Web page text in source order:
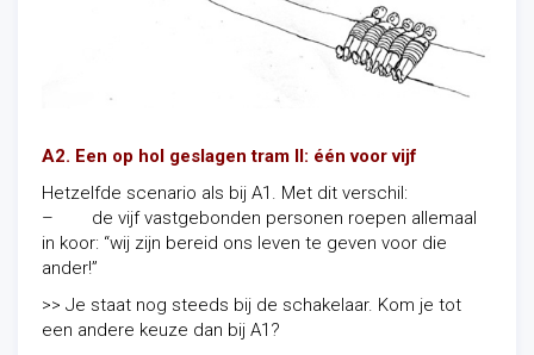
A2. Een op hol geslagen tram II: één voor vijf
Hetzelfde scenario als bij A1. Met dit verschil:
– de vijf vastgebonden personen roepen allemaal
in koor: “wij zijn bereid ons leven te geven voor die
ander!”
>> Je staat nog steeds bij de schakelaar. Kom je tot
een andere keuze dan bij A1?